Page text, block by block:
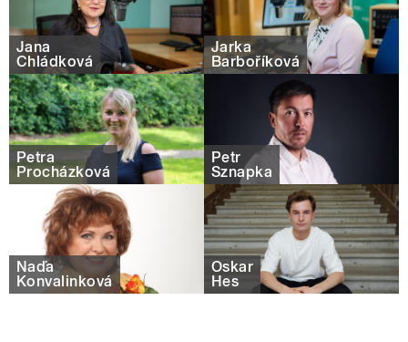
Jana
Chládková
Jarka
Barboříková
Petra
Procházková
Petr
Sznapka
Naďa
Konvalinková
Oskar
Hes